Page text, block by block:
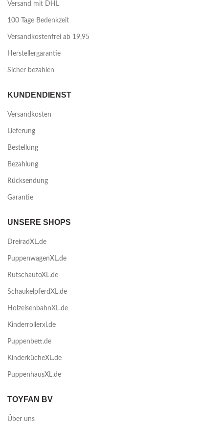
Versand mit DHL
100 Tage Bedenkzeit
Versandkostenfrei ab 19,95
Herstellergarantie
Sicher bezahlen
KUNDENDIENST
Versandkosten
Lieferung
Bestellung
Bezahlung
Rücksendung
Garantie
UNSERE SHOPS
DreiradXL.de
PuppenwagenXL.de
RutschautoXL.de
SchaukelpferdXL.de
HolzeisenbahnXL.de
Kinderrollerxl.de
Puppenbett.de
KinderkücheXL.de
PuppenhausXL.de
TOYFAN BV
Über uns